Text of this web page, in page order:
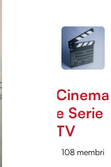
Cinema
e Serie
TV
108 membri